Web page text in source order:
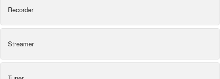
Recorder
Streamer